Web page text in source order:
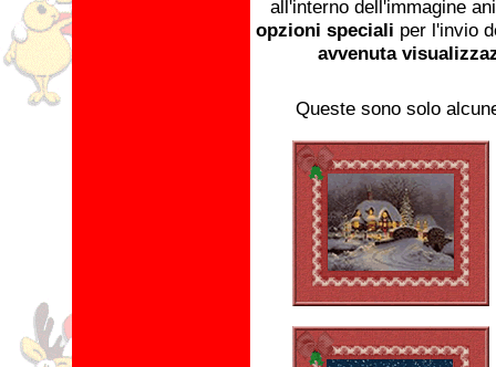
all'interno dell'immagine
opzioni speciali per l'invio
avvenuta
Queste sono solo